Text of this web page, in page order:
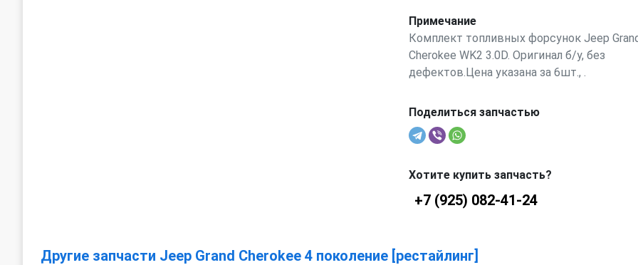
Примечание
Комплект топливных форсунок Jeep
Cherokee WK2 3.0D. Оригинал б/у, без
дефектов.Цена указана за 6шт., .
Поделиться запчастью
Хотите купить запчасть?
+7 (925) 082-41-24
Другие запчасти Jeep Grand Cherokee 4 поколение [рестайлинг]